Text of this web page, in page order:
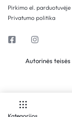
Pirkimo el. parduotuvėje
Privatumo politika
Autorinės